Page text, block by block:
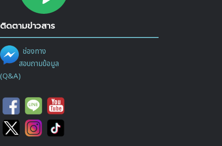
ติดตามข่าวสาร
ช่องทาง
สอบถามข้อมูล
(Q&A)